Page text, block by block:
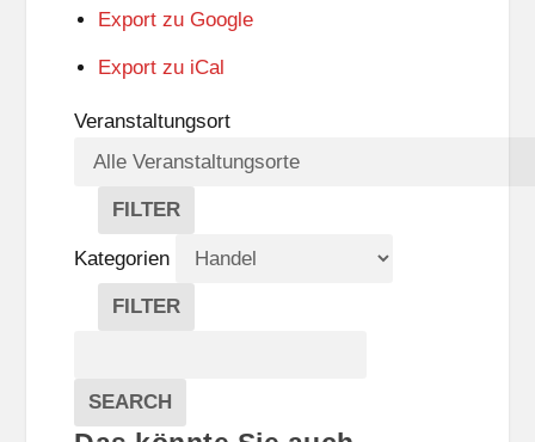
Export zu Google
Export zu iCal
Veranstaltungsort
FILTER
V
E
R
A
A
L
Kategorien
FILTER
E
G
Veranstaltungen
SEARCH